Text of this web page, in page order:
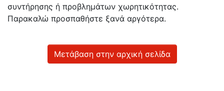
Ανοιχτά
Δεδομένα
συντήρησης ή προβλημάτων χωρητικότητας.
Παρακαλώ προσπαθήστε ξανά αργότερα.
Μετάβαση στην αρχική σελίδα